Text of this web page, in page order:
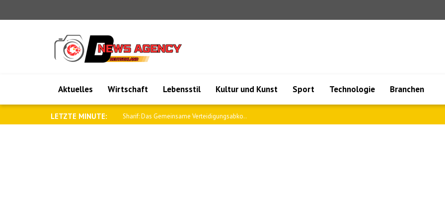
Aktuelles Wirtschaft Lebensstil Kultur und Kunst Sport Technologie Branchen
LETZTE MINUTE: Sharif: Das Gemeinsame Verteidigungsabko..